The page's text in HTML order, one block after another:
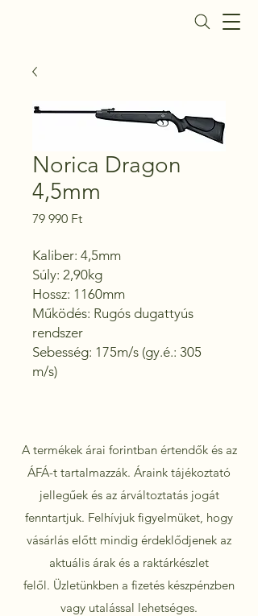
Norica Dragon
4,5mm
79 990 FtÁr
Kaliber: 4,5mm
Súly: 2,90kg
Hossz: 1160mm
Működés: Rugós dugattyús
rendszer
Sebesség: 175m/s (gy.é.: 305
m/s)
A termékek árai forintban értendők és az
ÁFÁ-t tartalmazzák. Áraink tájékoztató
jellegűek és az árváltoztatás jogát
fenntartjuk. Felhívjuk figyelmüket, hogy
vásárlás előtt mindig érdeklődjenek az
aktuális árak és a raktárkészlet
felől. Üzletünkben a fizetés készpénzben
vagy utalással lehetséges.